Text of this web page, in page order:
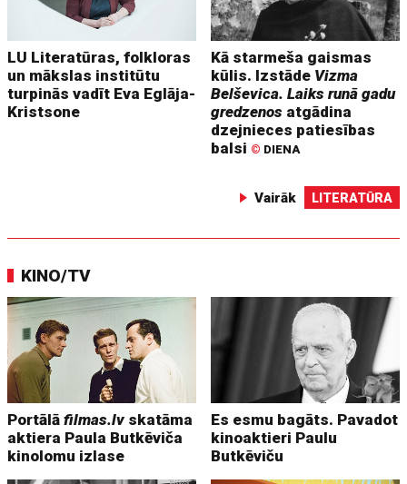
LU Literatūras, folkloras
un mākslas institūtu
turpinās vadīt Eva Eglāja-
Kristsone
Kā starmeša gaismas
kūlis. Izstāde Vizma
Belševica. Laiks runā gadu
gredzenos atgādina
dzejnieces patiesības
balsi © DIENA
Vairāk LITERATŪRA
KINO/TV
Portālāfilmas.lv skatāma
aktiera Paula Butkēviča
kinolomu izlase
Es esmu bagāts. Pavadot
kinoaktieri Paulu
Butkēviču